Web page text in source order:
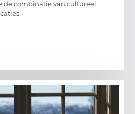
de combinatie van cultureel